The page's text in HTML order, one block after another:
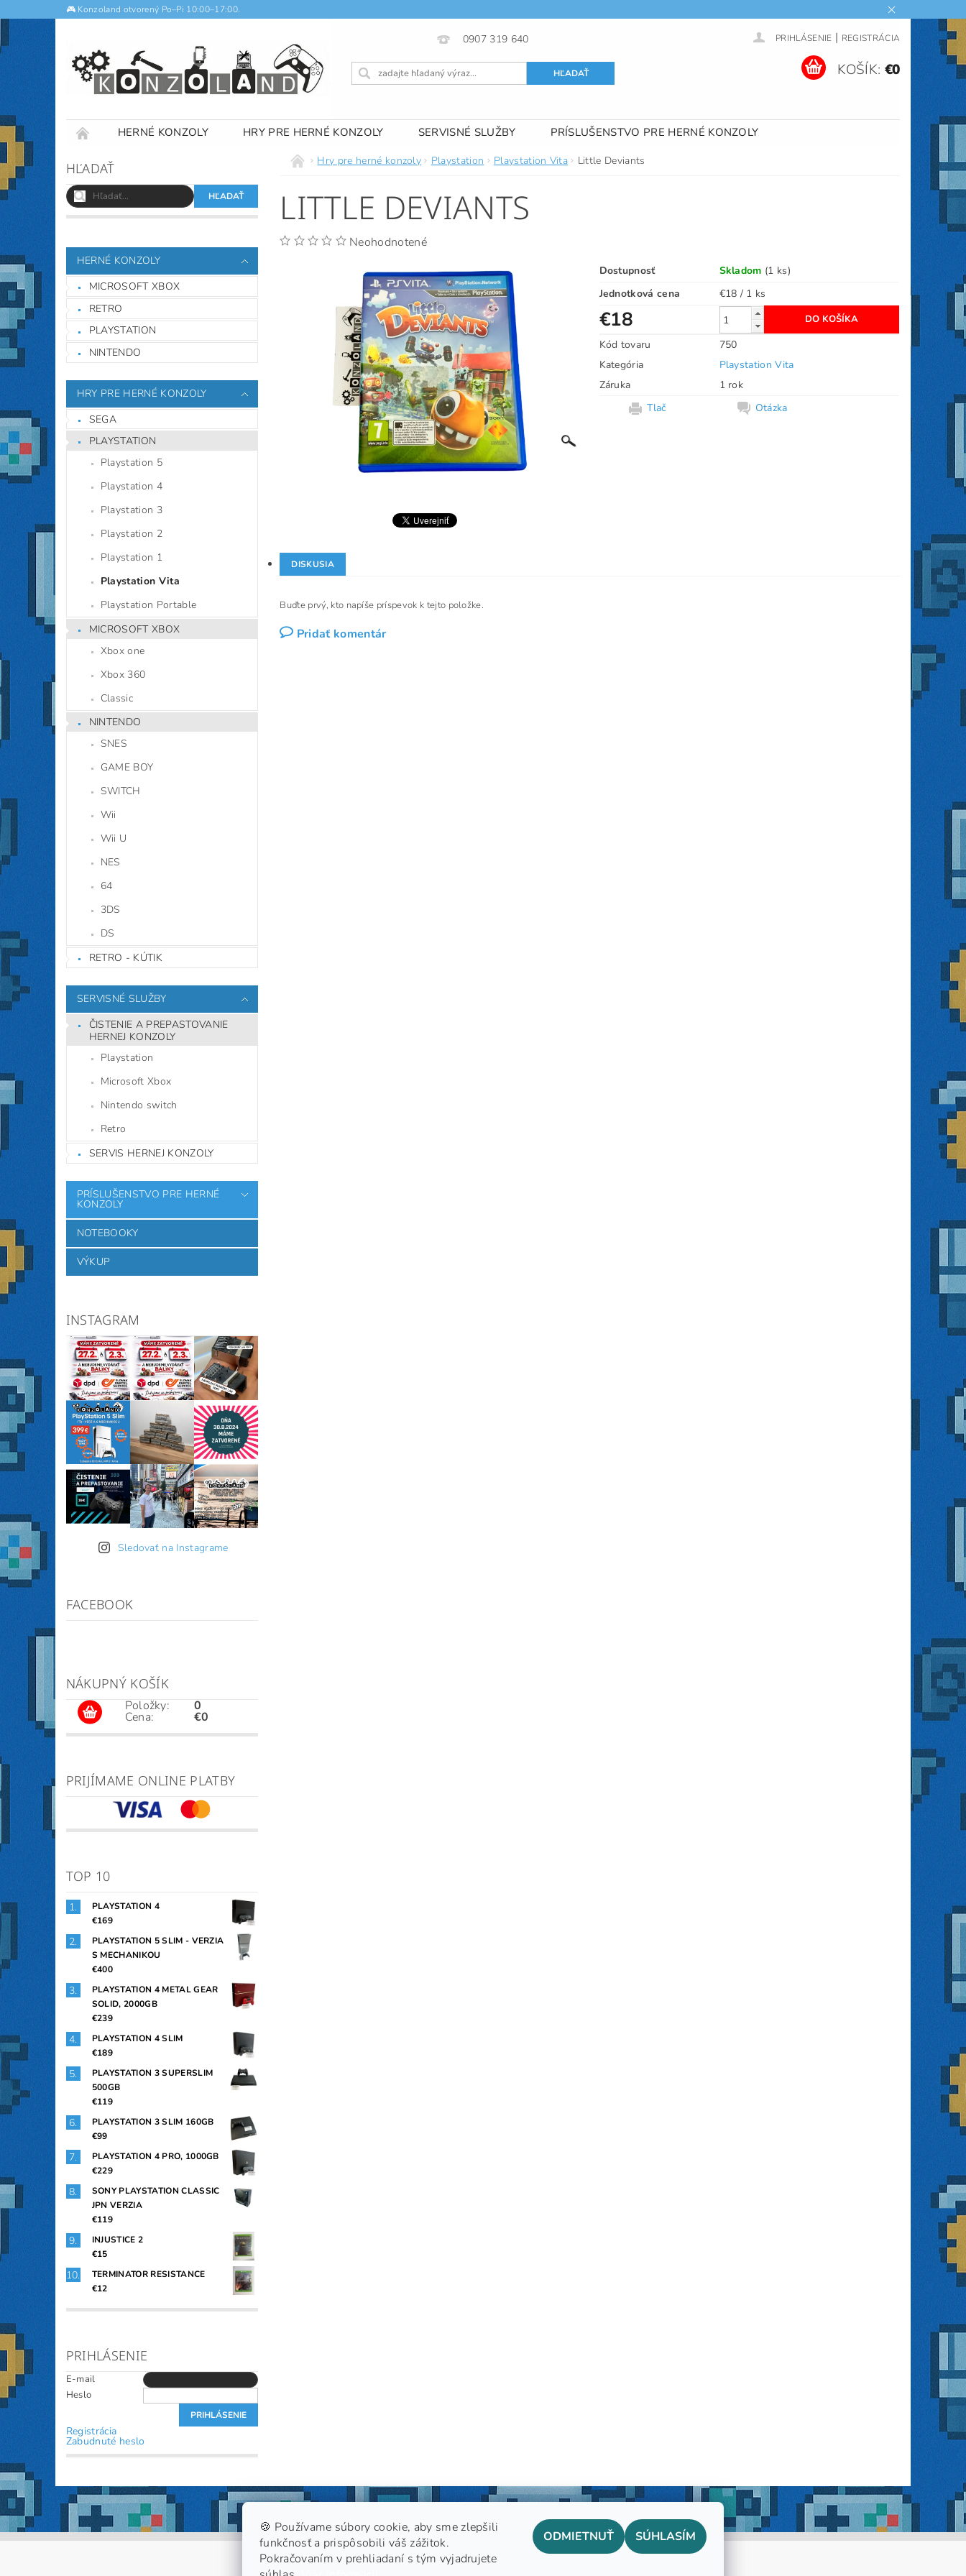
🎮 Konzoland otvorený Po–Pi 10:00–17:00.
0907 319 640 PRIHLÁSENIE | REGISTRÁCIA
KOŠÍK: €0
HERNÉ KONZOLY HRY PRE HERNÉ KONZOLY SERVISNÉ SLUŽBY
PRÍSLUŠENSTVO PRE HERNÉ KONZOLY
NOTEBOOKY
OBCHODNÉ PODMIENKY KONTAKTY
HĽADAŤ
HERNÉ KONZOLY
MICROSOFT XBOX
RETRO
PLAYSTATION
NINTENDO
HRY PRE HERNÉ KONZOLY
SEGA
PLAYSTATION
Playstation 5
Playstation 4
Playstation 3
Playstation 2
Playstation 1
Playstation Vita
Playstation Portable
MICROSOFT XBOX
Xbox one
Xbox 360
Classic
NINTENDO
SNES
GAME BOY
SWITCH
Wii
Wii U
NES
64
3DS
DS
RETRO - KÚTIK
SERVISNÉ SLUŽBY
ČISTENIE A PREPASTOVANIE
HERNEJ KONZOLY
Playstation
Microsoft Xbox
Nintendo switch
Retro
SERVIS HERNEJ KONZOLY
PRÍSLUŠENSTVO PRE HERNÉ
KONZOLY
NOTEBOOKY
VÝKUP
INSTAGRAM
Sledovať na Instagrame
FACEBOOK
NÁKUPNÝ KOŠÍK
Položky:
Cena:
0
€0
PRIJÍMAME ONLINE PLATBY
TOP 10
PLAYSTATION 4
€169
PLAYSTATION 5 SLIM - VERZIA
S MECHANIKOU
€400
PLAYSTATION 4 METAL GEAR
SOLID, 2000GB
€239
PLAYSTATION 4 SLIM
€189
PLAYSTATION 3 SUPERSLIM
500GB
€119
PLAYSTATION 3 SLIM 160GB
€99
PLAYSTATION 4 PRO, 1000GB
€229
SONY PLAYSTATION CLASSIC
JPN VERZIA
€119
INJUSTICE 2
€15
TERMINATOR RESISTANCE
€12
PRIHLÁSENIE
E-mail
Heslo
Registrácia
Zabudnuté heslo
Hry pre herné konzoly Playstation Playstation Vita Little Deviants
LITTLE DEVIANTS
Neohodnotené
Dostupnosť Skladom (1 ks)
Jednotková cena
€18 / 1 ks
€18
Kód tovaru
750
Kategória
Playstation Vita
Záruka
1 rok
Tlač
Otázka
DISKUSIA
Buďte prvý, kto napíše príspevok k tejto položke.
Pridať komentár
GDPR
🍪 Používame súbory cookie, aby sme zlepšili
funkčnosť a prispôsobili váš zážitok.
Pokračovaním v prehliadaní s tým vyjadrujete
ODMIETNUŤ SÚHLASÍM